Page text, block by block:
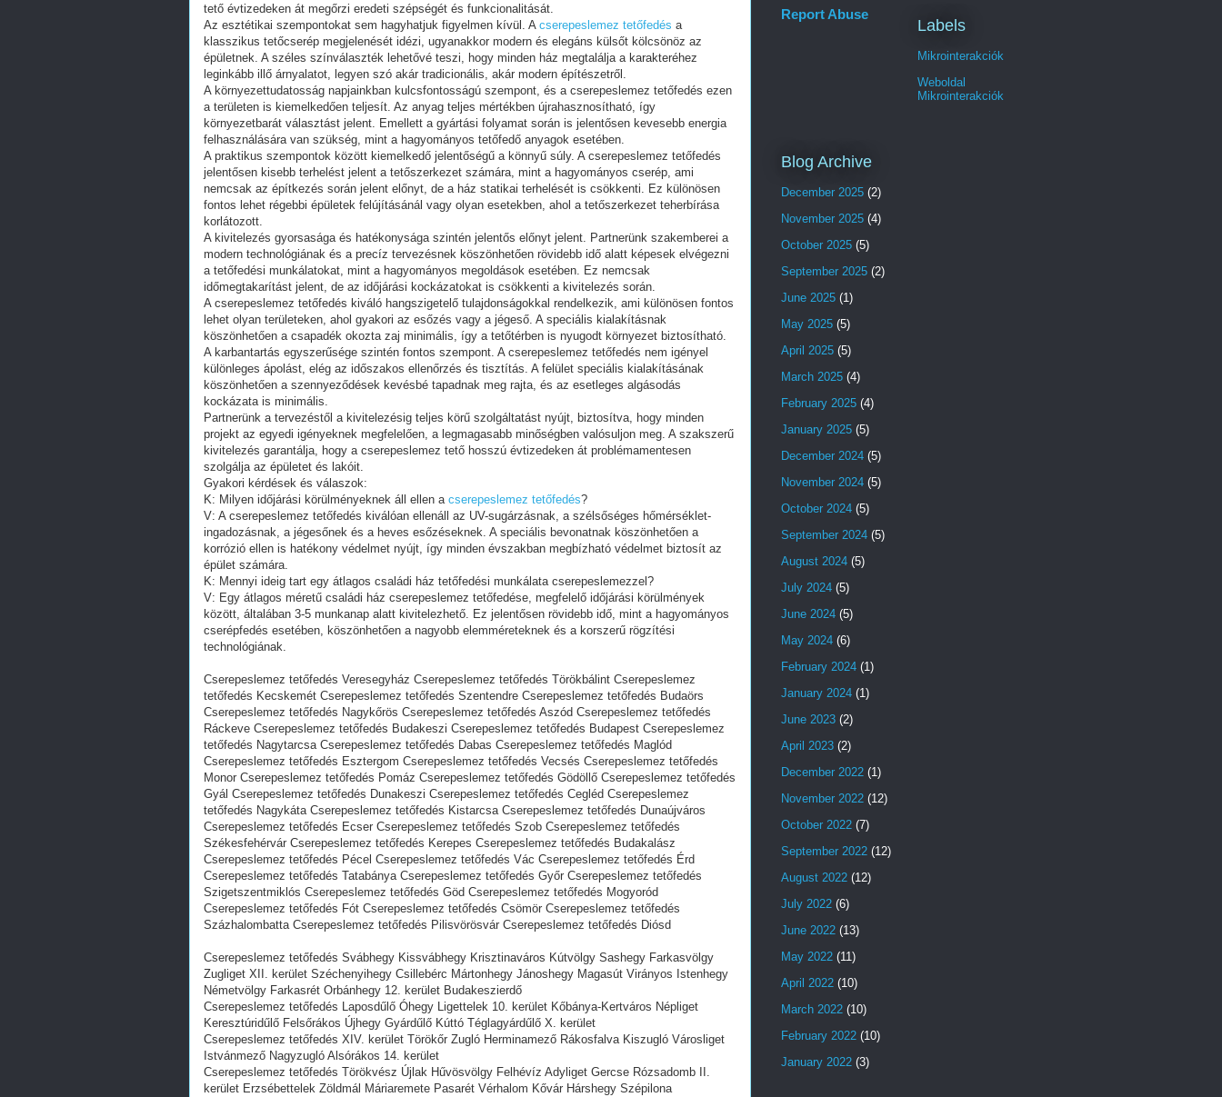
tető évtizedeken át megőrzi eredeti szépségét és funkcionalitását.
Az esztétikai szempontokat sem hagyhatjuk figyelmen kívül. A cserepeslemez tetőfedés a
klasszikus tetőcserép megjelenését idézi, ugyanakkor modern és elegáns külsőt kölcsönöz az
épületnek. A széles színválaszték lehetővé teszi, hogy minden ház megtalálja a karakteréhez
leginkább illő árnyalatot, legyen szó akár tradicionális, akár modern építészetről.
A környezettudatosság napjainkban kulcsfontosságú szempont, és a cserepeslemez tetőfedés ezen
a területen is kiemelkedően teljesít. Az anyag teljes mértékben újrahasznosítható, így
környezetbarát választást jelent. Emellett a gyártási folyamat során is jelentősen kevesebb energia
felhasználására van szükség, mint a hagyományos tetőfedő anyagok esetében.
A praktikus szempontok között kiemelkedő jelentőségű a könnyű súly. A cserepeslemez tetőfedés
jelentősen kisebb terhelést jelent a tetőszerkezet számára, mint a hagyományos cserép, ami
nemcsak az építkezés során jelent előnyt, de a ház statikai terhelését is csökkenti. Ez különösen
fontos lehet régebbi épületek felújításánál vagy olyan esetekben, ahol a tetőszerkezet teherbírása
korlátozott.
A kivitelezés gyorsasága és hatékonysága szintén jelentős előnyt jelent. Partnerünk szakemberei a
modern technológiának és a precíz tervezésnek köszönhetően rövidebb idő alatt képesek elvégezni
a tetőfedési munkálatokat, mint a hagyományos megoldások esetében. Ez nemcsak
időmegtakarítást jelent, de az időjárási kockázatokat is csökkenti a kivitelezés során.
A cserepeslemez tetőfedés kiváló hangszigetelő tulajdonságokkal rendelkezik, ami különösen fontos
lehet olyan területeken, ahol gyakori az esőzés vagy a jégeső. A speciális kialakításnak
köszönhetően a csapadék okozta zaj minimális, így a tetőtérben is nyugodt környezet biztosítható.
A karbantartás egyszerűsége szintén fontos szempont. A cserepeslemez tetőfedés nem igényel
különleges ápolást, elég az időszakos ellenőrzés és tisztítás. A felület speciális kialakításának
köszönhetően a szennyeződések kevésbé tapadnak meg rajta, és az esetleges algásodás
kockázata is minimális.
Partnerünk a tervezéstől a kivitelezésig teljes körű szolgáltatást nyújt, biztosítva, hogy minden
projekt az egyedi igényeknek megfelelően, a legmagasabb minőségben valósuljon meg. A szakszerű
kivitelezés garantálja, hogy a cserepeslemez tető hosszú évtizedeken át problémamentesen
szolgálja az épületet és lakóit.
Gyakori kérdések és válaszok:
K: Milyen időjárási körülményeknek áll ellen a cserepeslemez tetőfedés?
V: A cserepeslemez tetőfedés kiválóan ellenáll az UV-sugárzásnak, a szélsőséges hőmérséklet-
ingadozásnak, a jégesőnek és a heves esőzéseknek. A speciális bevonatnak köszönhetően a
korrózió ellen is hatékony védelmet nyújt, így minden évszakban megbízható védelmet biztosít az
épület számára.
K: Mennyi ideig tart egy átlagos családi ház tetőfedési munkálata cserepeslemezzel?
V: Egy átlagos méretű családi ház cserepeslemez tetőfedése, megfelelő időjárási körülmények
között, általában 3-5 munkanap alatt kivitelezhető. Ez jelentősen rövidebb idő, mint a hagyományos
cserépfedés esetében, köszönhetően a nagyobb elemméreteknek és a korszerű rögzítési
technológiának.
Cserepeslemez tetőfedés Veresegyház Cserepeslemez tetőfedés Törökbálint Cserepeslemez
tetőfedés Kecskemét Cserepeslemez tetőfedés Szentendre Cserepeslemez tetőfedés Budaörs
Cserepeslemez tetőfedés Nagykőrös Cserepeslemez tetőfedés Aszód Cserepeslemez tetőfedés
Ráckeve Cserepeslemez tetőfedés Budakeszi Cserepeslemez tetőfedés Budapest Cserepeslemez
tetőfedés Nagytarcsa Cserepeslemez tetőfedés Dabas Cserepeslemez tetőfedés Maglód
Cserepeslemez tetőfedés Esztergom Cserepeslemez tetőfedés Vecsés Cserepeslemez tetőfedés
Monor Cserepeslemez tetőfedés Pomáz Cserepeslemez tetőfedés Gödöllő Cserepeslemez tetőfedés
Gyál Cserepeslemez tetőfedés Dunakeszi Cserepeslemez tetőfedés Cegléd Cserepeslemez
tetőfedés Nagykáta Cserepeslemez tetőfedés Kistarcsa Cserepeslemez tetőfedés Dunaújváros
Cserepeslemez tetőfedés Ecser Cserepeslemez tetőfedés Szob Cserepeslemez tetőfedés
Székesfehérvár Cserepeslemez tetőfedés Kerepes Cserepeslemez tetőfedés Budakalász
Cserepeslemez tetőfedés Pécel Cserepeslemez tetőfedés Vác Cserepeslemez tetőfedés Érd
Cserepeslemez tetőfedés Tatabánya Cserepeslemez tetőfedés Győr Cserepeslemez tetőfedés
Szigetszentmiklós Cserepeslemez tetőfedés Göd Cserepeslemez tetőfedés Mogyoród
Cserepeslemez tetőfedés Fót Cserepeslemez tetőfedés Csömör Cserepeslemez tetőfedés
Százhalombatta Cserepeslemez tetőfedés Pilisvörösvár Cserepeslemez tetőfedés Diósd
Cserepeslemez tetőfedés Svábhegy Kissvábhegy Krisztinaváros Kútvölgy Sashegy Farkasvölgy
Zugliget XII. kerület Széchenyihegy Csillebérc Mártonhegy Jánoshegy Magasút Virányos Istenhegy
Németvölgy Farkasrét Orbánhegy 12. kerület Budakeszierdő
Cserepeslemez tetőfedés Laposdűlő Óhegy Ligettelek 10. kerület Kőbánya-Kertváros Népliget
Keresztúridűlő Felsőrákos Újhegy Gyárdűlő Kúttó Téglagyárdűlő X. kerület
Cserepeslemez tetőfedés XIV. kerület Törökőr Zugló Herminamező Rákosfalva Kiszugló Városliget
Istvánmező Nagyzugló Alsórákos 14. kerület
Cserepeslemez tetőfedés Törökvész Újlak Hűvösvölgy Felhévíz Adyliget Gercse Rózsadomb II.
kerület Erzsébettelek Zöldmál Máriaremete Pasarét Vérhalom Kővár Hárshegy Szépilona
Report Abuse
Labels
Mikrointerakciók
Weboldal
Mikrointerakciók
Blog Archive
December 2025 (2)
November 2025 (4)
October 2025 (5)
September 2025 (2)
June 2025 (1)
May 2025 (5)
April 2025 (5)
March 2025 (4)
February 2025 (4)
January 2025 (5)
December 2024 (5)
November 2024 (5)
October 2024 (5)
September 2024 (5)
August 2024 (5)
July 2024 (5)
June 2024 (5)
May 2024 (6)
February 2024 (1)
January 2024 (1)
June 2023 (2)
April 2023 (2)
December 2022 (1)
November 2022 (12)
October 2022 (7)
September 2022 (12)
August 2022 (12)
July 2022 (6)
June 2022 (13)
May 2022 (11)
April 2022 (10)
March 2022 (10)
February 2022 (10)
January 2022 (3)